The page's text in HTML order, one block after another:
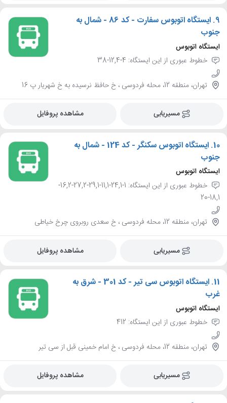
9.
ایستگاه اتوبوس سفارت - کد 86 - شمال به
جنوب
ایستگاه اتوبوس
خطوط عبوری از این ایستگاه: 4-12,4-38
تهران، منطقه 12، محله فردوسی ، خ حافظ نرسیده به خ شهریار پ 16
مسیریابی مشاهده پروفایل
10.
ایستگاه اتوبوس سکنگر - کد 124 - شمال به
جنوب
ایستگاه اتوبوس
خطوط عبوری از این ایستگاه: 1-24,1-11,1-29,1-27,2-16,2-
18,1-20
تهران، منطقه 12، محله فردوسی ، خ سعدی روبروی چرخ خیاطی
مسیریابی مشاهده پروفایل
11.
ایستگاه اتوبوس سی تیر - کد 301 - شرق به
غرب
ایستگاه اتوبوس
خطوط عبوری از این ایستگاه: 412
تهران، منطقه 12، محله فردوسی ، خ امام خمینی قبل از سی تیر
مسیریابی مشاهده پروفایل